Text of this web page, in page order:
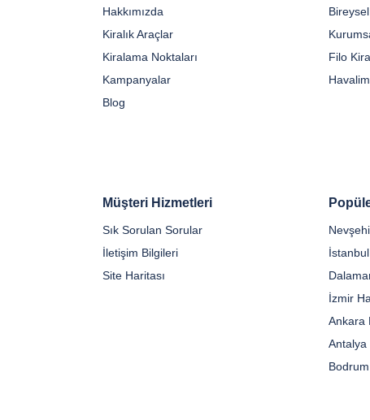
Hakkımızda
Kiralık Araçlar
Kiralama Noktaları
Kampanyalar
Blog
Filo
Müşteri Hizmetleri
Sık Sorulan Sorular
İletişim Bilgileri
Site Haritası
İzmir
Ankara
Antalya